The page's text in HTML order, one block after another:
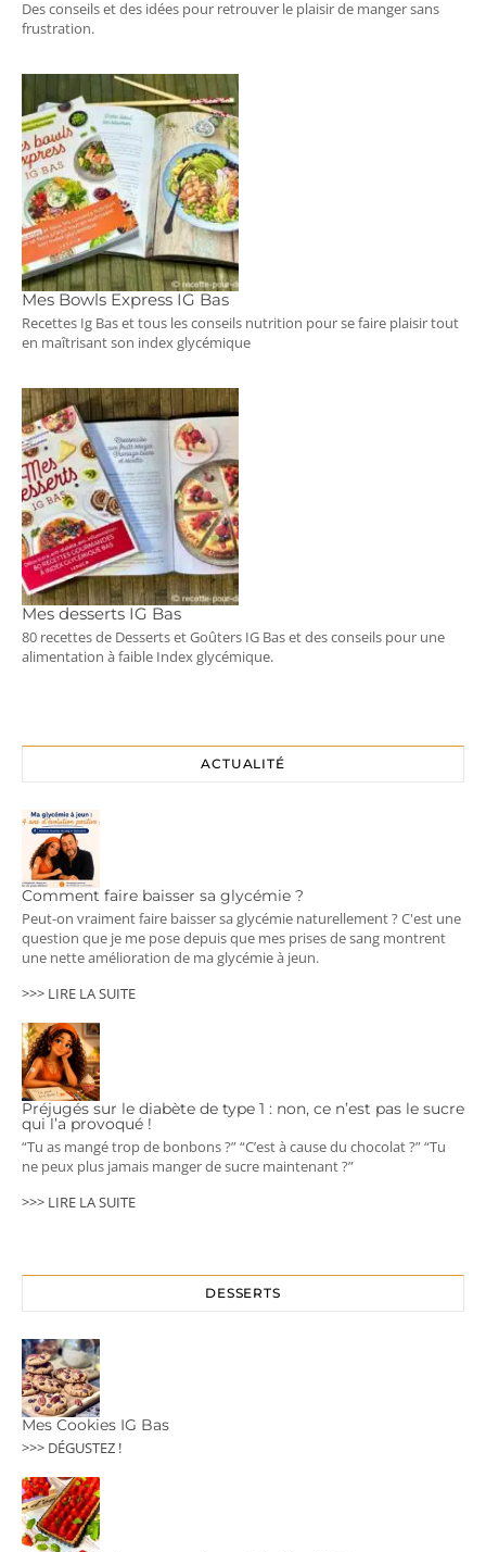
Des conseils et des idées pour retrouver le plaisir de manger sans
frustration.
Mes Bowls Express IG Bas
Recettes Ig Bas et tous les conseils nutrition pour se faire plaisir tout
en maîtrisant son index glycémique
Mes desserts IG Bas
80 recettes de Desserts et Goûters IG Bas et des conseils pour une
alimentation à faible Index glycémique.
ACTUALITÉ
Comment faire baisser sa glycémie ?
Peut-on vraiment faire baisser sa glycémie naturellement ? C'est une
question que je me pose depuis que mes prises de sang montrent
une nette amélioration de ma glycémie à jeun.
>>> LIRE LA SUITE
Préjugés sur le diabète de type 1 : non, ce n’est pas le sucre
qui l’a provoqué !
“Tu as mangé trop de bonbons ?” “C’est à cause du chocolat ?” “Tu
ne peux plus jamais manger de sucre maintenant ?”
>>> LIRE LA SUITE
DESSERTS
Mes Cookies IG Bas
>>> DÉGUSTEZ !